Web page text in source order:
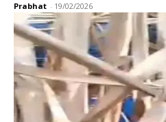
Prabhat - 19/02/2026